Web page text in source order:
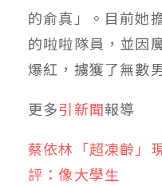
的俞真」。目前她
的啦啦隊員，並因
爆紅，擄獲了無數
更多引新聞報導
蔡依林「超凍齡」
評：像大學生